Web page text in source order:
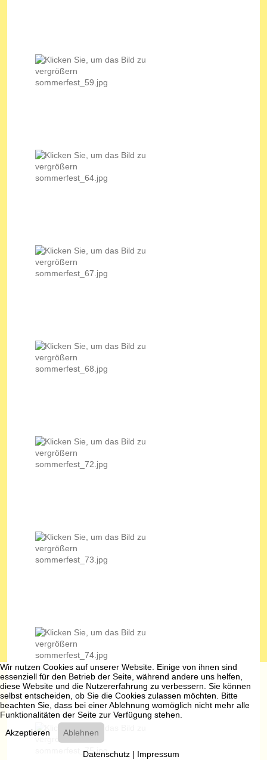
Wir nutzen Cookies auf unserer Website. Einige von ihnen sind
essenziell für den Betrieb der Seite, während andere uns helfen,
diese Website und die Nutzererfahrung zu verbessern. Sie können
selbst entscheiden, ob Sie die Cookies zulassen möchten. Bitte
beachten Sie, dass bei einer Ablehnung womöglich nicht mehr alle
Funktionalitäten der Seite zur Verfügung stehen.
Akzeptieren
Ablehnen
Datenschutz| Impressum